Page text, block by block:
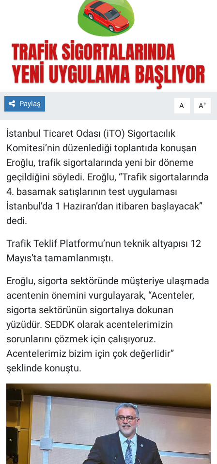
Paylaş A- A+
İstanbul Ticaret Odası (iTO) Sigortacılık
Komitesi’nin düzenlediği toplantıda konuşan
Eroğlu, trafik sigortalarında yeni bir döneme
geçildiğini söyledi. Eroğlu, “Trafik sigortalarında
4. basamak satışlarının test uygulaması
İstanbul’da 1 Haziran’dan itibaren başlayacak”
dedi.
Trafik Teklif Platformu’nun teknik altyapısı 12
Mayıs’ta tamamlanmıştı.
Eroğlu, sigorta sektöründe müşteriye ulaşmada
acentenin önemini vurgulayarak, “Acenteler,
sigorta sektörünün sigortalıya dokunan
yüzüdür. SEDDK olarak acentelerimizin
sorunlarını çözmek için çalışıyoruz.
Acentelerimiz bizim için çok değerlidir”
şeklinde konuştu.